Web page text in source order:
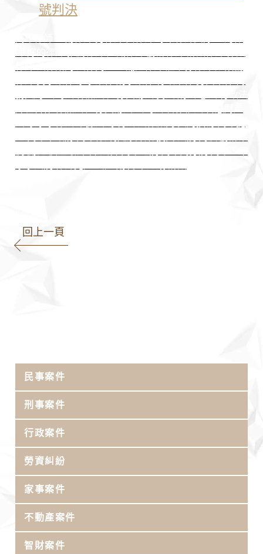
民事案件
刑事案件
行政案件
勞資糾紛
家事案件
不動產案件
智財案件
號判決
回上一頁